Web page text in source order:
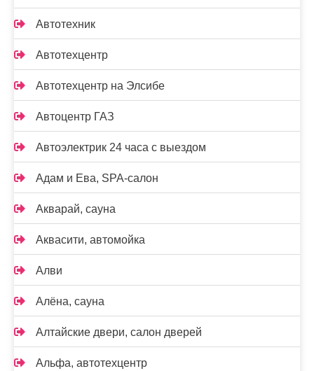
Автотехник
Автотехцентр
Автотехцентр на Элсибе
Автоцентр ГАЗ
Автоэлектрик 24 часа с выездом
Адам и Ева, SPA-салон
Акварай, сауна
Аквасити, автомойка
Алви
Алёна, сауна
Алтайские двери, салон дверей
Альфа, автотехцентр